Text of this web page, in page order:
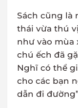
Sách cũng là
thái vừa thú
như vào mùa
chú ếch đã
Nghĩ có thể
cho các bạn
dẫn đi